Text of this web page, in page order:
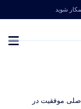
شوید
موفقیت در